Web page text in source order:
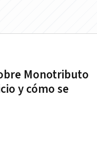
Monotributo
y cómo se